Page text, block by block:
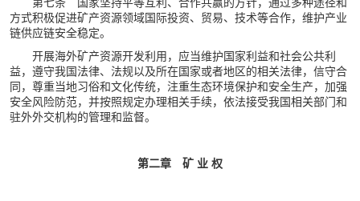
方式积极促进矿产资源领域国际投资、贸易、技术等合作，维护产业
链供应链安全稳定。
开展海外矿产资源开发利用，应当维护国家利益和社会公共利
益，遵守我国法律、法规以及所在国家或者地区的相关法律，信守合
同，尊重当地习俗和文化传统，注重生态环境保护和安全生产，加强
安全风险防范，并按照规定办理相关手续，依法接受我国相关部门和
驻外外交机构的管理和监督。
第二章 矿 业 权